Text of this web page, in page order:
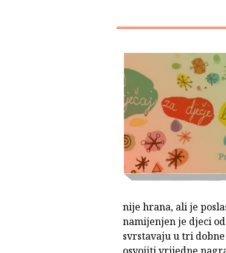
nije hrana, ali je
namijenjen je djeci od
svrstavaju u tri